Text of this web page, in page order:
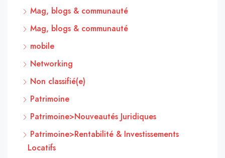
Mag, blogs & communauté
Mag, blogs & communauté
mobile
Networking
Non classifié(e)
Patrimoine
Patrimoine>Nouveautés Juridiques
Patrimoine>Rentabilité & Investissements
Locatifs